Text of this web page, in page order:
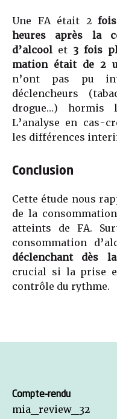
Une FA était 2fois
heures après la
d’alcool et 3 fois
mation était de 2
n’ont pas pu
déclencheurs
drogue…) hormis
L’analyse en cas-
les différences
Conclusion
Cette étude nous
de la
atteints de FA.
consommation
déclenchant dès
crucial si la prise
contrôle du rythme.
Compte-rendu
mia_review_32